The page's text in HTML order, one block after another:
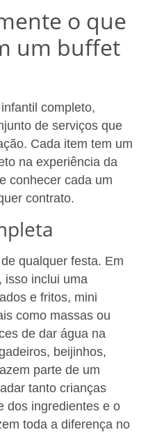
o que
um buffet
completo,
de serviços que
Cada item tem um
na experiência da
conhecer cada um
contrato.
qualquer festa. Em
isso inclui uma
e fritos, mini
como massas ou
de dar água na
beijinhos,
parte de um
tanto crianças
dos ingredientes e o
toda a diferença no